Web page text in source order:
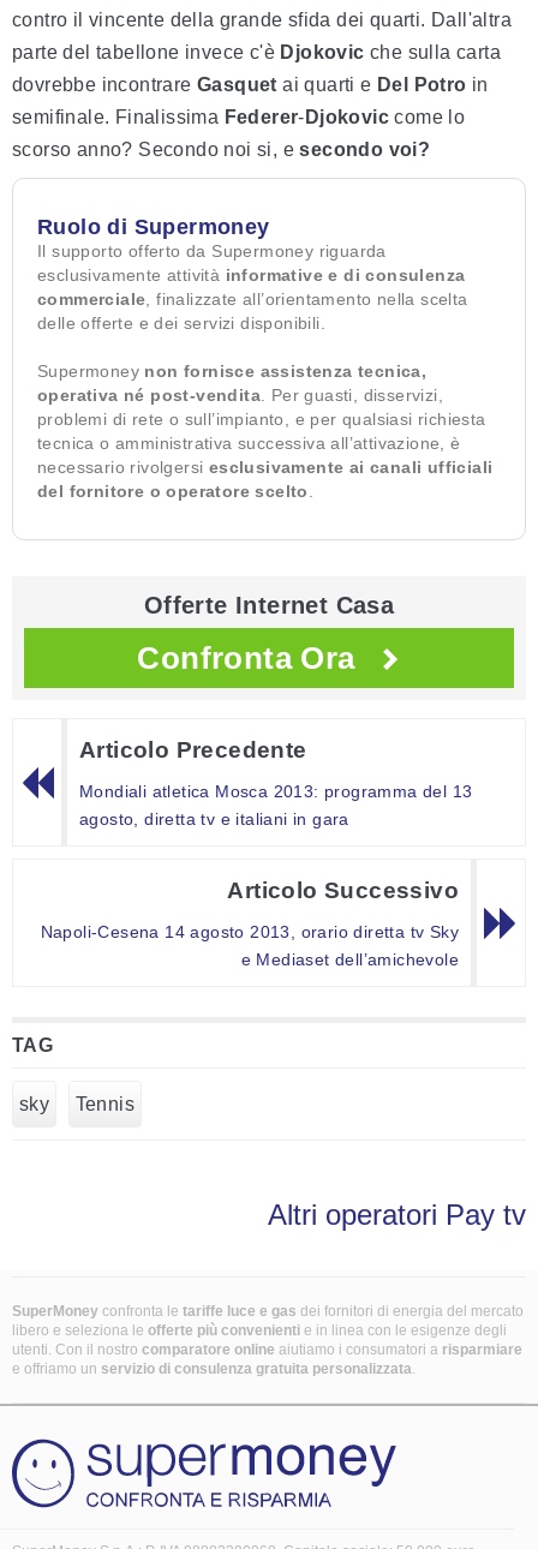
contro il vincente della grande sfida dei quarti. Dall'altra
parte del tabellone invece c'è Djokovic che sulla carta
dovrebbe incontrare Gasquet ai quarti e Del Potro in
semifinale. Finalissima Federer- Djokovic come lo
scorso anno? Secondo noi si, esecondo voi?
Ruolo di Supermoney
Il supporto offerto da Supermoney riguarda
esclusivamente attività informative e di consulenza
commerciale , finalizzate all’orientamento nella scelta
delle offerte e dei servizi disponibili.
Supermoney non fornisce assistenza tecnica,
operativa né post-vendita . Per guasti, disservizi,
problemi di rete o sull’impianto, e per qualsiasi richiesta
tecnica o amministrativa successiva all’attivazione, è
necessario rivolgersi esclusivamente ai canali ufficiali
del fornitore o operatore scelto
Offerte Internet Casa
Confronta Ora
Articolo Precedente
Mondiali atletica Mosca 2013: programma del 13
agosto, diretta tv e italiani in gara
Articolo Successivo
Napoli-Cesena 14 agosto 2013, orario diretta tv Sky
e Mediaset dell’amichevole
TAG
sky Tennis
Altri operatori Pay tv
SuperMoney confronta le tariffe luce e gas dei fornitori di energia del mercato
libero e seleziona le offerte più convenienti e in linea con le esigenze degli
utenti. Con il nostro comparatore online aiutiamo i consumatori a risparmiare
e offriamo un servizio di consulenza gratuita personalizzata.